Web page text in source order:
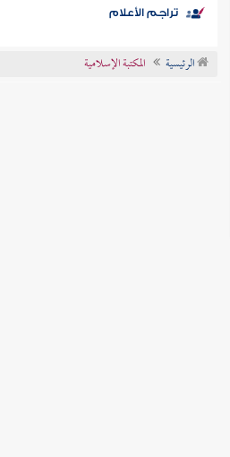
موضوعي
تراجم الأعلام
الرئيسية المكتبة الإسلامية